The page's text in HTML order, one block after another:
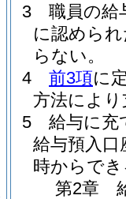
3
職員の給
に認めら
らない。
4
前3項に
方法によ
5
給与に充
給与預入口
時からで
第2章